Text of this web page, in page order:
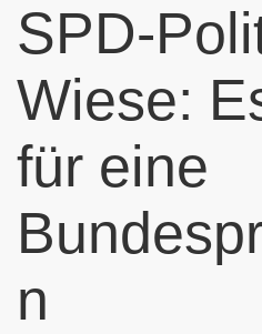
SPD-
Wiese:
für eine
n